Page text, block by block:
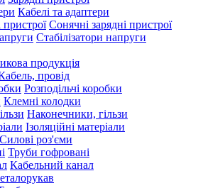
Кабелі та адаптери
Сонячні зарядні пристрої
Стабілізатори напруги
продукція
провід
Розподільчі коробки
Клемні колодки
Наконечники, гільзи
Ізоляційні матеріали
Силові роз'єми
Труби гофровані
Кабельний канал